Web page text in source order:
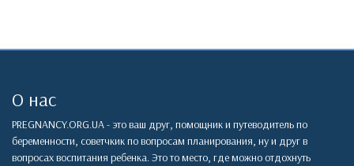
О нас
PREGNANCY.ORG.UA - это ваш друг, помощник и путеводитель по
беременности, советчкик по вопросам планирования, ну и друг в
вопросах воспитания ребенка. Это то место, где можно отдохнуть